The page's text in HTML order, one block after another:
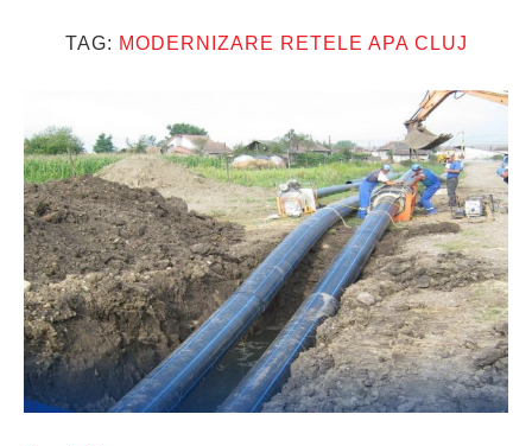
TAG: MODERNIZARE RETELE APA CLUJ